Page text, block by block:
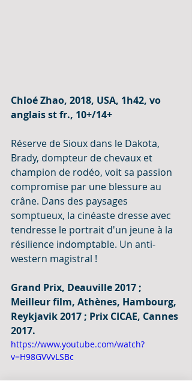
Chloé Zhao, 2018, USA, 1h42, vo
anglais st fr., 10+/14+
Réserve de Sioux dans le Dakota,
Brady, dompteur de chevaux et
champion de rodéo, voit sa passion
compromise par une blessure au
crâne. Dans des paysages
somptueux, la cinéaste dresse avec
tendresse le portrait d'un jeune à la
résilience indomptable. Un anti-
western magistral !
Grand Prix, Deauville 2017 ;
Meilleur film, Athènes, Hambourg,
Reykjavik 2017 ; Prix CICAE, Cannes
2017.
https://www.youtube.com/watch?
v=H98GVVvLSBc